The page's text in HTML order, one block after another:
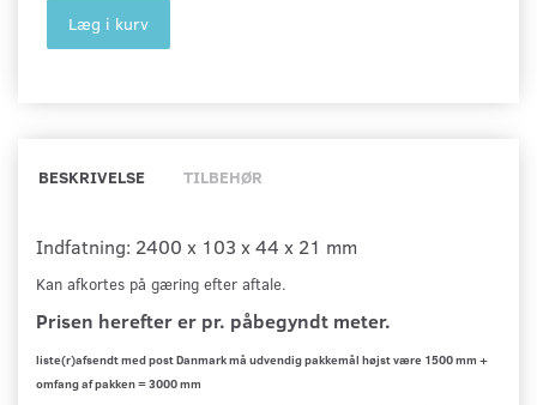
Læg i kurv
BESKRIVELSE TILBEHØR
Indfatning: 2400 x 103 x 44 x 21 mm
Kan afkortes på gæring efter aftale.
Prisen herefter er pr. påbegyndt meter.
liste(r)afsendt med post Danmark må udvendig pakkemål højst være 1500 mm +
omfang af pakken = 3000 mm